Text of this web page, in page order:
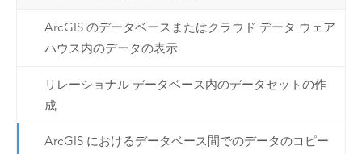
ArcGIS のデータベースまたはクラウド データ ウェア
ハウス内のデータの表示
リレーショナル データベース内のデータセットの作
成
ArcGIS におけるデータベース間でのデータのコピー